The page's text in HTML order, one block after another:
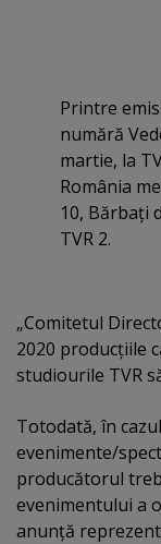
Printre
numără
martie, la
România
10, Bărbaţi
TVR 2.
„Comitetul
2020 producţiile
studiourile TVR
Totodată, în
evenimente/
producătorul
evenimentului a
anunţă